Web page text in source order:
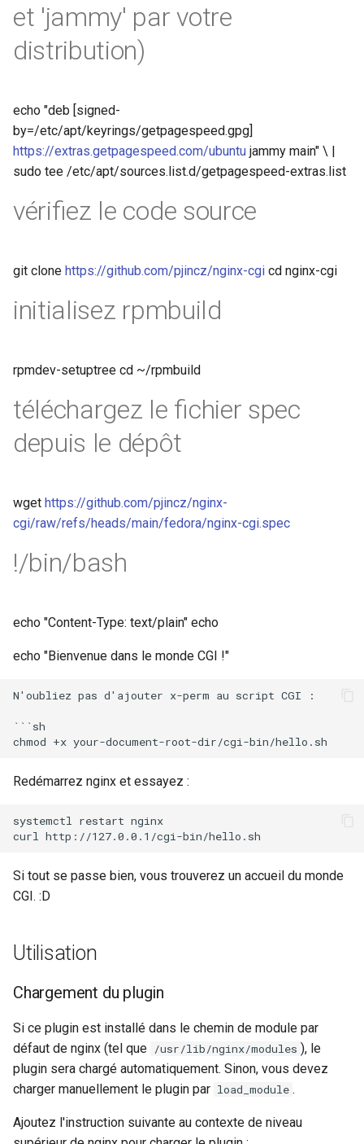
newrelic
ntlm
openidc
openssl
prettycjson
pubsub
qless
rabbitmqstomp
radixtree
redis-connector
repl
riak
router
scrypt
session
shell
signal
smtp
et 'jammy' par votre
distribution)
echo "deb [signed-
by=/etc/apt/keyrings/getpagespeed.gpg]
https://extras.getpagespeed.com/ubuntu jammy main" \ |
sudo tee /etc/apt/sources.list.d/getpagespeed-extras.list
vérifiez le code source
git clone https://github.com/pjincz/nginx-cgi cd nginx-cgi
initialisez rpmbuild
rpmdev-setuptree cd ~/rpmbuild
téléchargez le fichier spec
depuis le dépôt
wget https://github.com/pjincz/nginx-
cgi/raw/refs/heads/main/fedora/nginx-cgi.spec
!/bin/bash
echo "Content-Type: text/plain" echo
echo "Bienvenue dans le monde CGI !"
N'oubliez pas d'ajouter x-perm au script CGI :
```sh
Redémarrez nginx et essayez :
systemctl restart nginx
curl
Si tout se passe bien, vous trouverez un accueil du monde
CGI. :D
Utilisation
Chargement du plugin
Si ce plugin est installé dans le chemin de module par
défaut de nginx (tel que /usr/lib/nginx/modules ), le
plugin sera chargé automatiquement. Sinon, vous devez
charger manuellement le plugin par load_module .
Ajoutez l'instruction suivante au contexte de niveau